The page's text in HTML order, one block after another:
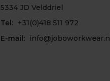
5334 JD Velddriel
Tel: +31(0)418 511 972
E-mail:
info@joboworkwear.nl